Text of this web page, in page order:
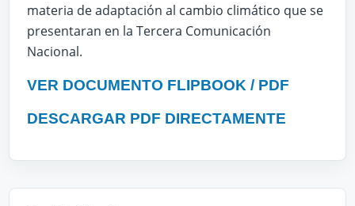
materia de adaptación al cambio climático que se
presentaran en la Tercera Comunicación
Nacional.
VER DOCUMENTO FLIPBOOK / PDF
DESCARGAR PDF DIRECTAMENTE